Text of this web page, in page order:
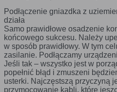
E. Rodzaje cookies ze względu
użytkownika:
Rodzaj
Nieszkodliwe
obejmuje cookies:
- niezbędne do
- potrzebne do
funkcjonalności
nie ma nic
użytkownika
Podłączenie gniazdka z
działa
Samo prawidłowe osadzenie
końcowego sukcesu. Należy
w sposób prawidłowy. W tym
zasilanie. Podłączamy
Jeśli tak – wszystko jest w
popełnić błąd i zmuszeni
usterki. Najczęstszą przyczyną
przymocowanie kabli, które